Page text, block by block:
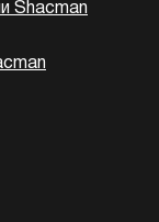
Shacman